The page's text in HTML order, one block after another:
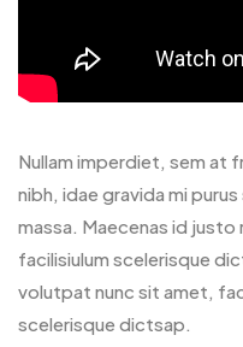
Nullam imperdiet, sem at
nibh, idae gravida mi
massa. Maecenas id
facilisiulum scelerisque
volutpat nunc sit amet,
scelerisque dictsap.